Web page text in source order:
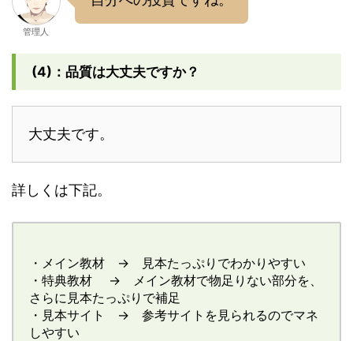
管理人
(4)：品質は大丈夫ですか？
大丈夫です。
詳しくは下記。
・メイン教材 → 見本たっぷりでわかりやすい
・特典教材 → メイン教材で物足りない部分を、
さらに見本たっぷりで補足
・見本サイト → 参考サイトを見られるのでマネ
しやすい